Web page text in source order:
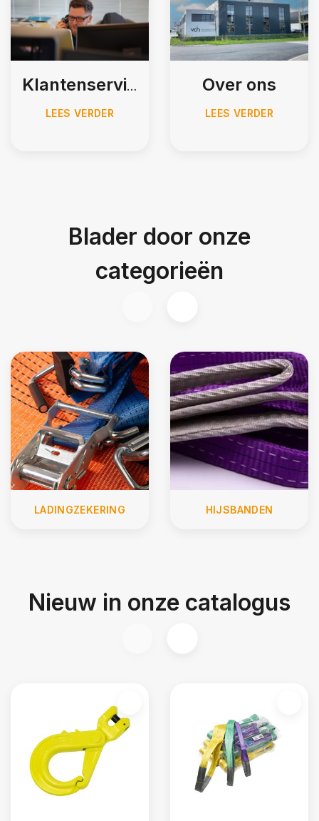
Klantenservice
LEES VERDER
Over ons
LEES VERDER
Blader door onze
categorieën
LADINGZEKERING HIJSBANDEN
Nieuw in onze catalogus